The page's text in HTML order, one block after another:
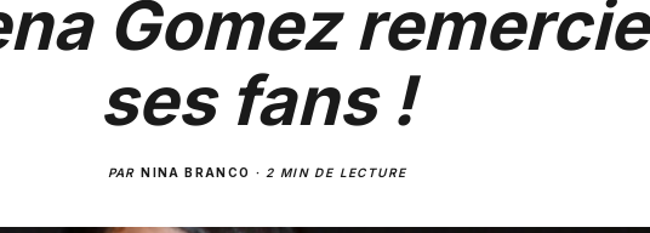
Gomez remercie
ses fans !
PARNINA BRANCO · 2 MIN DE LECTURE